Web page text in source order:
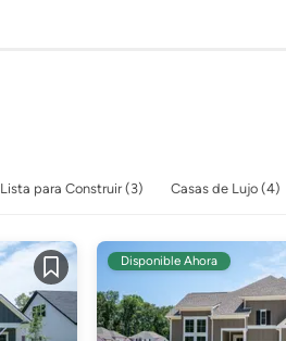
Lista para Construir (3) Casas de Lujo (4)
Guardar
Disponible Ahora